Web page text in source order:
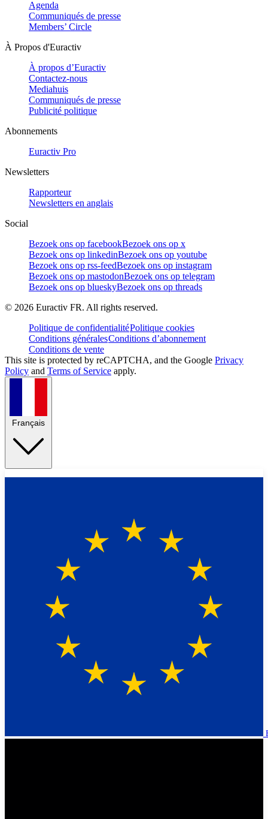
Agenda
Communiqués de presse
Members’ Circle
À Propos d'Euractiv
À propos d’Euractiv
Contactez-nous
Mediahuis
Communiqués de presse
Publicité politique
Abonnements
Euractiv Pro
Newsletters
Rapporteur
Newsletters en anglais
Social
Bezoek ons op facebookBezoek ons op x
Bezoek ons op linkedinBezoek ons op youtube
Bezoek ons op rss-feedBezoek ons op instagram
Bezoek ons op mastodonBezoek ons op telegram
Bezoek ons op blueskyBezoek ons op threads
© 2026 Euractiv FR. All rights reserved.
Politique de confidentialitéPolitique cookies
Conditions généralesConditions d’abonnement
Conditions de vente
This site is protected by reCAPTCHA, and the Google Privacy
Policy and Terms of Service apply.
Français